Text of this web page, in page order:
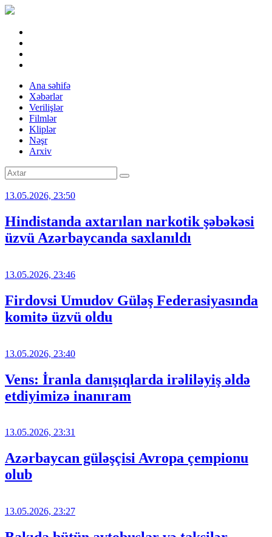
Ana səhifə
Xəbərlər
Verilişlər
Filmlər
Kliplər
Nəşr
Arxiv
13.05.2026, 23:50
Hindistanda axtarılan narkotik şəbəkəsi
üzvü Azərbaycanda saxlanıldı
13.05.2026, 23:46
Firdovsi Umudov Güləş Federasiyasında
komitə üzvü oldu
13.05.2026, 23:40
Vens: İranla danışıqlarda irəliləyiş əldə
etdiyimizə inanıram
13.05.2026, 23:31
Azərbaycan güləşçisi Avropa çempionu
olub
13.05.2026, 23:27